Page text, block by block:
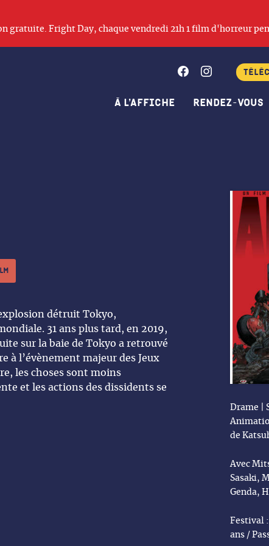
Fright Day, chaque vendredi 21h 1 film d'horreur
À l’affiche Rendez-vous
FacebookInstagram
détruit Tokyo,
31 ans plus tard, en 2019,
sur la baie de Tokyo a retrouvé
à l’évènement majeur des Jeux
les choses sont moins
et les actions des dissidents se
Drame |
de
Avec
Sasaki,
Genda,
Festival
ans /